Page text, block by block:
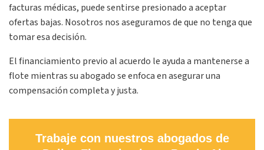
facturas médicas, puede sentirse presionado a aceptar
ofertas bajas. Nosotros nos aseguramos de que no tenga que
tomar esa decisión.
El financiamiento previo al acuerdo le ayuda a mantenerse a
flote mientras su abogado se enfoca en asegurar una
compensación completa y justa.
Trabaje con nuestros abogados de